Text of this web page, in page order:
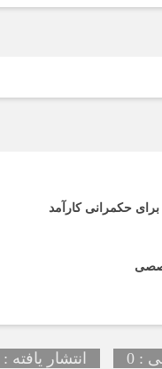
حکمرانی کارآمد
: 0 انتشار یافته : 0